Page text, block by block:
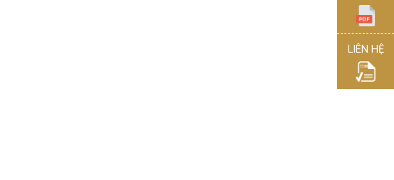
LIÊN HỆ